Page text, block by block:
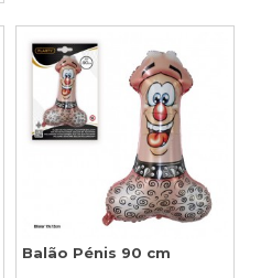
Balão Pénis 90 cm